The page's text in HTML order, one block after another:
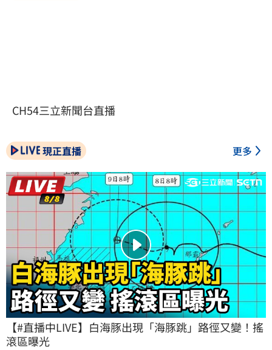
CH54三立新聞台直播
現正直播 更多
【#直播中LIVE】白海豚出現「海豚跳」路徑又變！搖
滾區曝光